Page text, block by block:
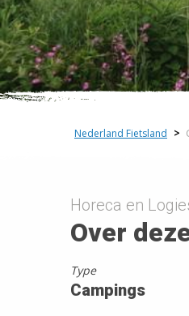
Nederland Fietsland >
Horeca en
Over
Type
Campings